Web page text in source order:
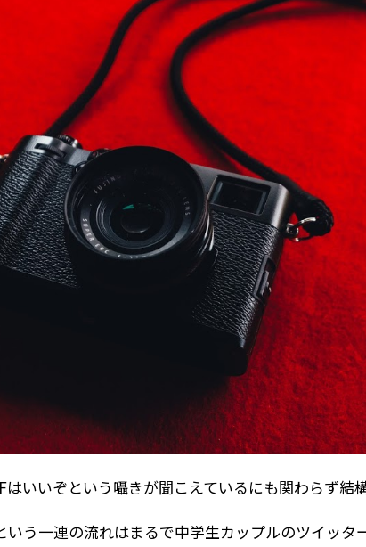
はいいぞという囁きが聞こえているにも関わらず結
う一連の流れはまるで中学生カップルのツイッタ